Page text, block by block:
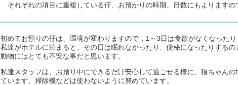
それぞれの項目に重複している仔、お預かりの時期、日数にもよりますの
初めてお預りの仔は、環境が変わりますので，1～3日は食欲がなくなったり
私達がホテルに泊まると、その日は眠れなかったり、便秘になったりする
動物にはとても不安な事だと思います。
私達スタッフは、お預り中にできるだけ安心して過ごせる様に、猫ちゃん
ています。掃除機などは使わないように努めています。